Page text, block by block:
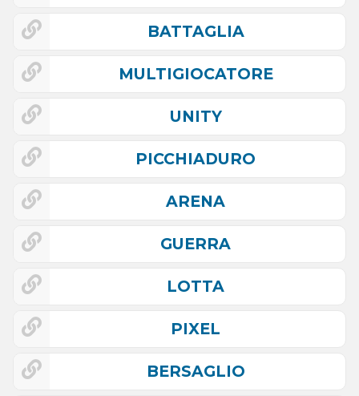
BATTAGLIA
MULTIGIOCATORE
UNITY
PICCHIADURO
ARENA
GUERRA
LOTTA
PIXEL
BERSAGLIO